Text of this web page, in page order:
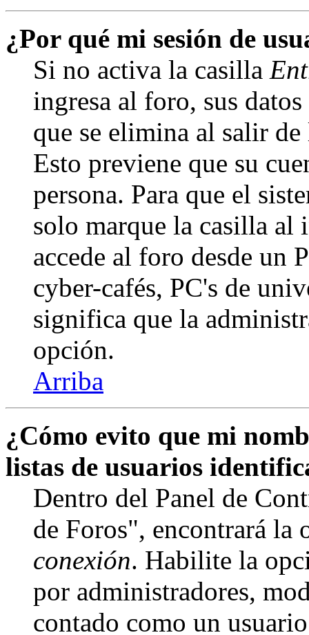
¿Por qué mi sesión de
Si no activa la casilla
ingresa al foro, sus
que se elimina al salir
Esto previene que su
persona. Para que el
solo marque la casilla al
accede al foro desde un
cyber-cafés, PC's de
significa que la
opción.
Arriba
¿Cómo evito que mi
listas de usuarios
Dentro del Panel de
de Foros", encontrará la
conexión. Habilite la
por administradores,
contado como un